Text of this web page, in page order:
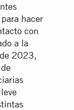
hacer
con
a la
2023,